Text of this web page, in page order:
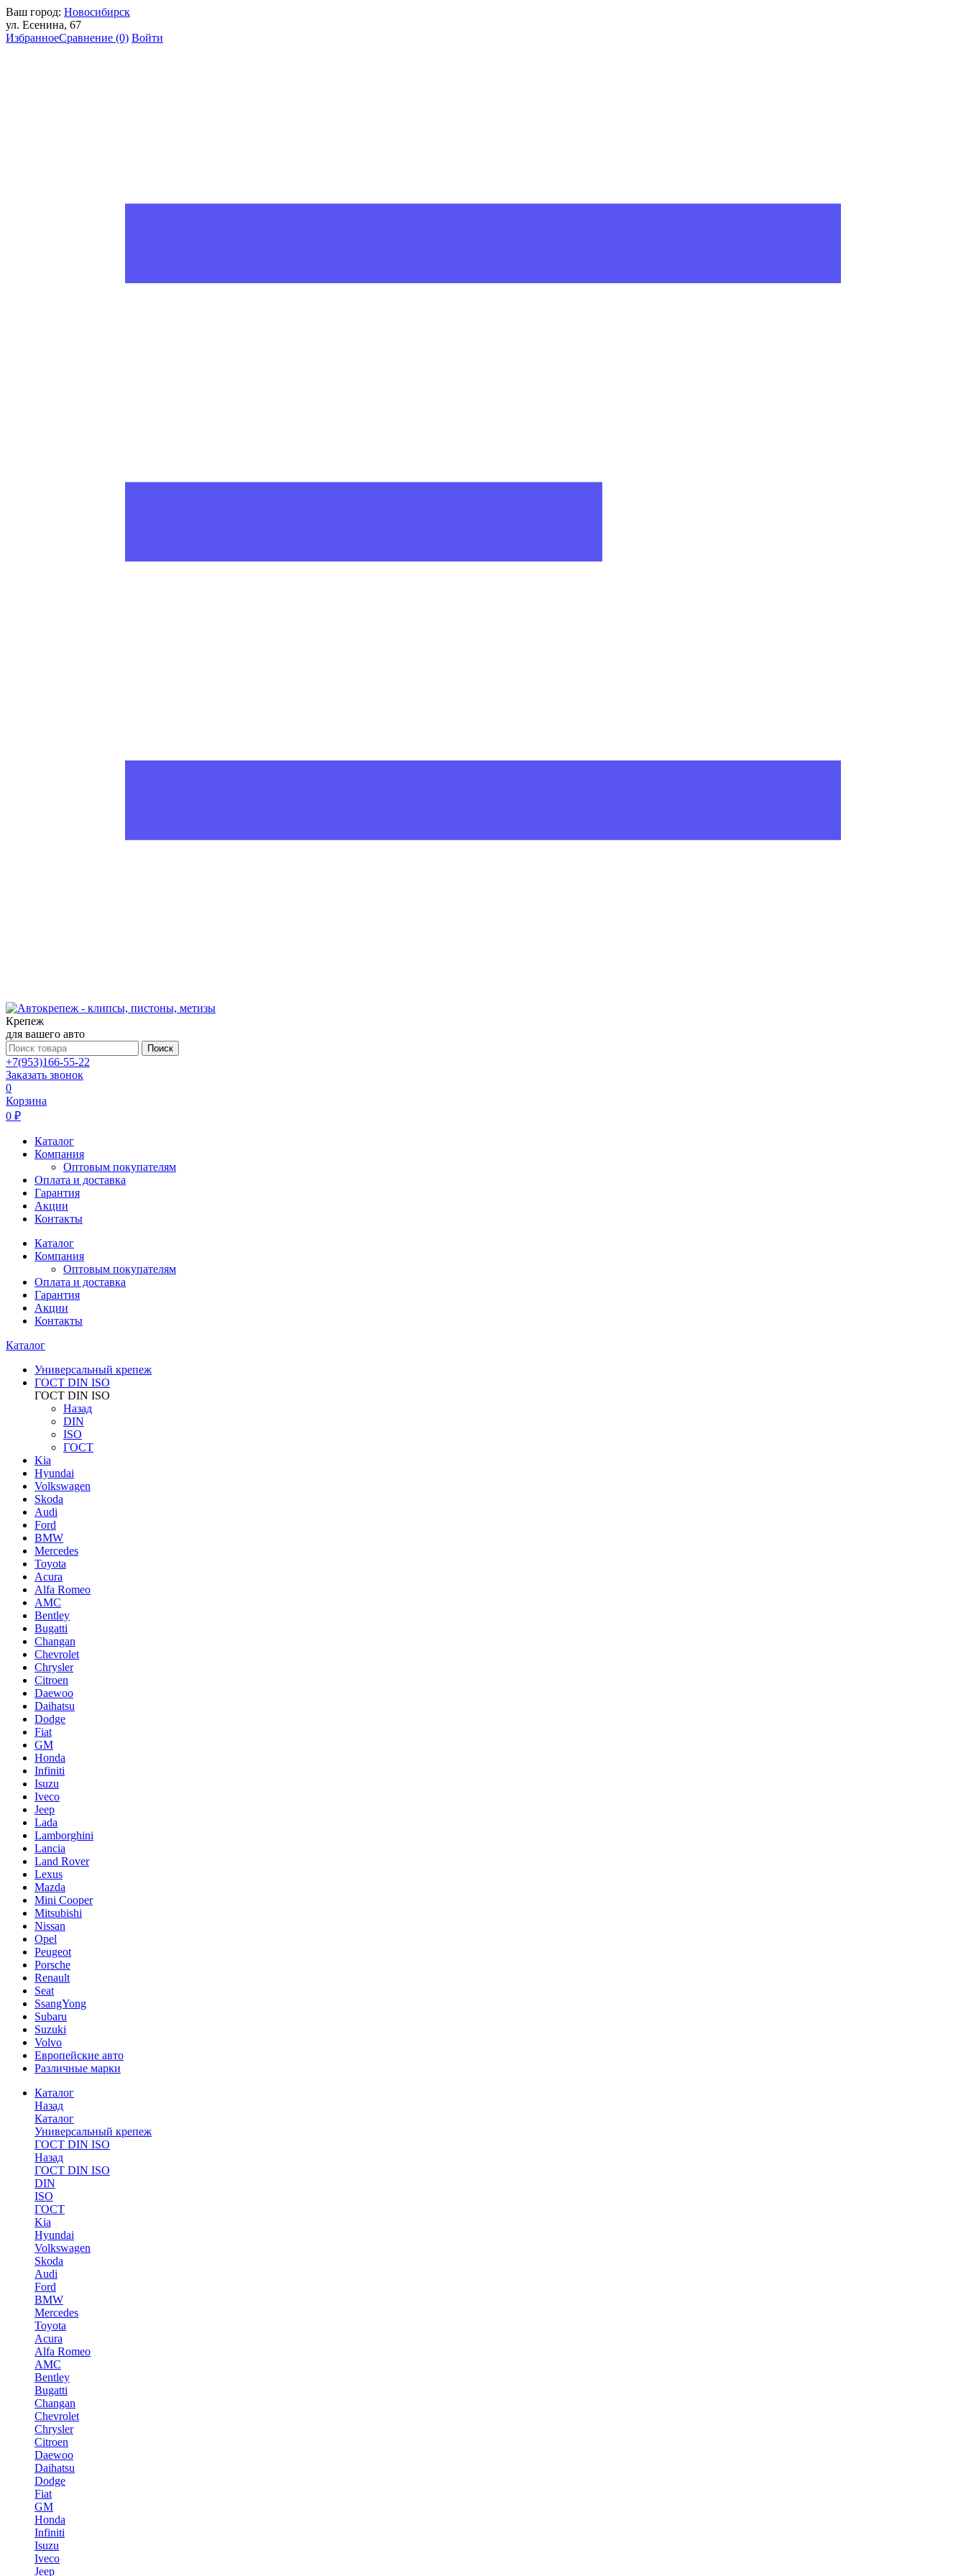
Ваш город: Новосибирск
ул. Есенина, 67
ИзбранноеСравнение (0) Войти
Крепеж
для вашего авто
Поиск
+7(953)166-55-22
Заказать звонок
0
Корзина
0 ₽
Каталог
Компания
Оптовым покупателям
Оплата и доставка
Гарантия
Акции
Контакты
Каталог
Компания
Оптовым покупателям
Оплата и доставка
Гарантия
Акции
Контакты
Каталог
Универсальный крепеж
ГОСТ DIN ISO
ГОСТ DIN ISO
Назад
DIN
ISO
ГОСТ
Kia
Hyundai
Volkswagen
Skoda
Audi
Ford
BMW
Mercedes
Toyota
Acura
Alfa Romeo
AMC
Bentley
Bugatti
Changan
Chevrolet
Chrysler
Citroen
Daewoo
Daihatsu
Dodge
Fiat
GM
Honda
Infiniti
Isuzu
Iveco
Jeep
Lada
Lamborghini
Lancia
Land Rover
Lexus
Mazda
Mini Cooper
Mitsubishi
Nissan
Opel
Peugeot
Porsche
Renault
Seat
SsangYong
Subaru
Suzuki
Volvo
Европейские авто
Различные марки
Каталог
Назад
Каталог
Универсальный крепеж
ГОСТ DIN ISO
Назад
ГОСТ DIN ISO
DIN
ISO
ГОСТ
Kia
Hyundai
Volkswagen
Skoda
Audi
Ford
BMW
Mercedes
Toyota
Acura
Alfa Romeo
AMC
Bentley
Bugatti
Changan
Chevrolet
Chrysler
Citroen
Daewoo
Daihatsu
Dodge
Fiat
GM
Honda
Infiniti
Isuzu
Iveco
Jeep